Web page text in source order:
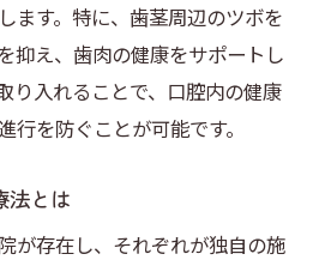
ます。特に、歯茎周辺のツボを
抑え、歯肉の健康をサポートし
り入れることで、口腔内の健康
行を防ぐことが可能です。
法とは
が存在し、それぞれが独自の施